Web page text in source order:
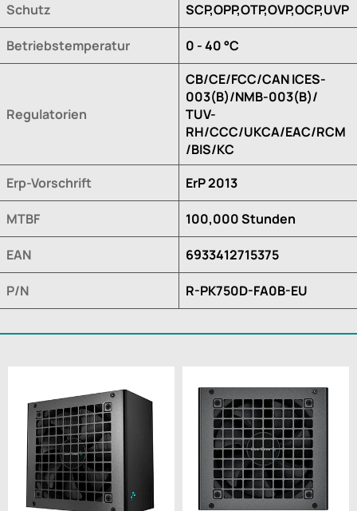
Schutz
SCP,OPP,OTP,OVP,OCP,UVP
Betriebstemperatur 0 - 40 °C
Regulatorien
CB/CE/FCC/CAN ICES-
003(B)/NMB-003(B)/
TUV-
RH/CCC/UKCA/EAC/RCM
/BIS/KC
Erp-Vorschrift
ErP 2013
MTBF 100,000 Stunden
EAN 6933412715375
P/N R-PK750D-FA0B-EU